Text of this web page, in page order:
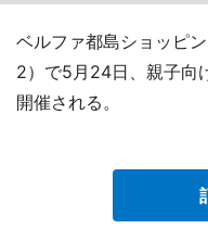
ベルファ都島ショッピ
2）で5月24日、親子向
開催される。